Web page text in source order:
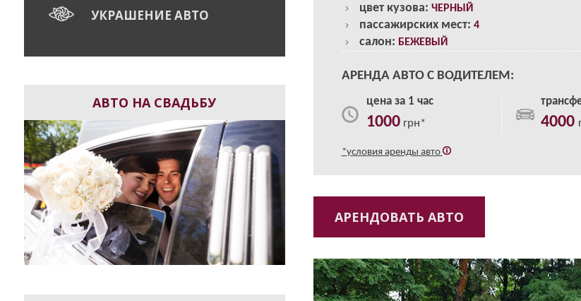
цвет кузова: ЧЕРНЫЙ
пассажирских мест: 4
салон: БЕЖЕВЫЙ
АРЕНДА АВТО С ВОДИТЕЛЕМ:
цена за 1 час
1000грн* 4000
*условия аренды авто
АРЕНДОВАТЬ АВТО
УКРАШЕНИЕ АВТО
АВТО НА СВАДЬБУ